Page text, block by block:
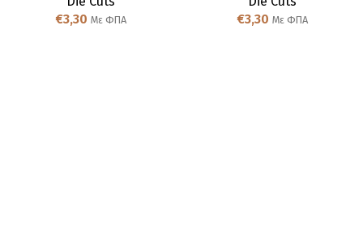
€3,30 Με ΦΠΑ
€3,30 Με ΦΠΑ